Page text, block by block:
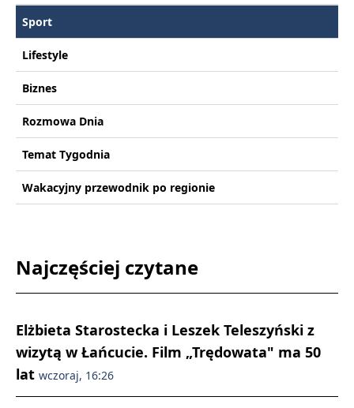
Sport
Lifestyle
Biznes
Rozmowa Dnia
Temat Tygodnia
Wakacyjny przewodnik po regionie
Najczęściej czytane
Elżbieta Starostecka i Leszek Teleszyński z
wizytą w Łańcucie. Film „Trędowata" ma 50
lat wczoraj, 16:26